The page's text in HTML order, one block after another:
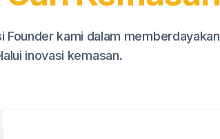
kami dalam memberdayakan
inovasi kemasan.